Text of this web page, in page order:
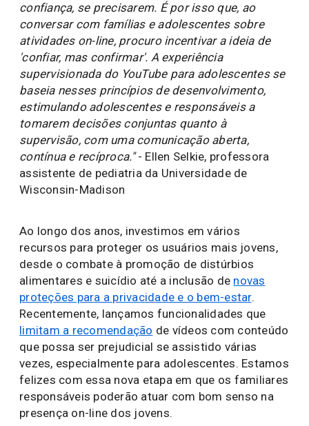
confiança, se precisarem. É por isso que, ao
conversar com famílias e adolescentes sobre
atividades on-line, procuro incentivar a ideia de
'confiar, mas confirmar'. A experiência
supervisionada do YouTube para adolescentes se
baseia nesses princípios de desenvolvimento,
estimulando adolescentes e responsáveis a
tomarem decisões conjuntas quanto à
supervisão, com uma comunicação aberta,
contínua e recíproca."- Ellen Selkie, professora
assistente de pediatria da Universidade de
Wisconsin-Madison
Ao longo dos anos, investimos em vários
recursos para proteger os usuários mais jovens,
desde o combate à promoção de distúrbios
alimentares e suicídio até a inclusão de novas
proteções para a privacidade e o bem-estar.
Recentemente, lançamos funcionalidades que
limitam a recomendação de vídeos com conteúdo
que possa ser prejudicial se assistido várias
vezes, especialmente para adolescentes. Estamos
felizes com essa nova etapa em que os familiares
responsáveis poderão atuar com bom senso na
presença on-line dos jovens.